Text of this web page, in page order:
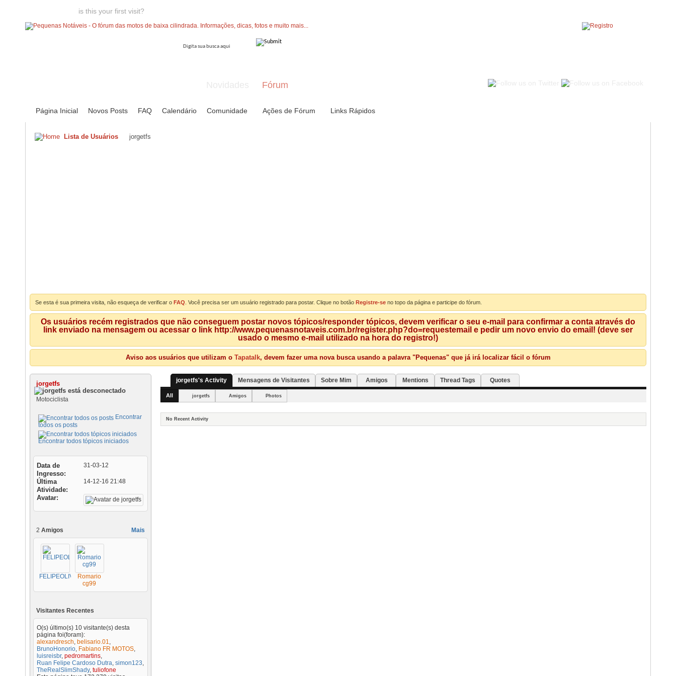
is this your first visit?
Fórum
Página Inicial Novos Posts FAQ Calendário Comunidade Ações de Fórum Links Rápidos
Lista de Usuários jorgetfs
Se esta é sua primeira visita, não esqueça de verificar o FAQ . Você precisa ser um usuário registrado para postar. Clique no botão Registre-se no topo da página e participe do fórum.
Os usuários recém registrados que não conseguem postar novos tópicos/responder tópicos, devem verificar o seu e-mail para confirmar a conta através do
link enviado na mensagem ou acessar o link http://www.pequenasnotaveis.com.br/register.php?do=requestemail e pedir um novo envio do email! (deve ser
usado o mesmo e-mail utilizado na hora do registro!)
Aviso aos usuários que utilizam o Tapatalk, devem fazer uma nova busca usando a palavra "Pequenas" que já irá localizar fácil o fórum
jorgetfs
Motociclista
Encontrar
todos os posts
Encontrar todos tópicos iniciados
Data de
Ingresso
31-03-12
Última
Atividade
14-12-16 21:48
Avatar
Mais
2 Amigos
FELIPEOLIVEIRARomario
cg99
Visitantes Recentes
O(s) último(s) 10 visitante(s) desta
página foi(foram):
alexandresch, belisario.01,
BrunoHonorio, Fabiano FR MOTOS,
luisreisbr, pedromartins,
Ruan Felipe Cardoso Dutra, simon123,
TheRealSlimShady, tuliofone
jorgetfs's Activity Mensagens de Visitantes Sobre Mim Amigos Mentions Thread Tags Quotes
All jorgetfs Amigos Photos
No Recent Activity